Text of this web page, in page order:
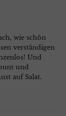
wie schön
verständigen
Und
und
auf Salat.